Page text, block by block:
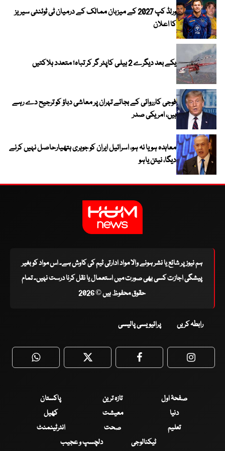
ورلڈ کپ 2027 کے میزبان ممالک کے درمیان ٹی ٹوئنٹی سیریز
کا اعلان
یکے بعد دیگرے 2 ہیلی کاپٹر گر کر تباہ؛ متعدد ہلاکتیں
فوجی کارروائی کے بجائے تہران پر معاشی دباؤ کو ترجیح دے رہے
ہیں، امریکی صدر
معاہدہ ہو یا نہ ہو، اسرائیل ایران کو جوہری ہتھیارحاصل نہیں کرنے
دیگا، نیتن یاہو
ہم نیوز پر شائع یا نشر ہونے والا مواد ادارتی ٹیم کی کاوش ہے۔ اس مواد کو بغیر
پیشگی اجازت کسی بھی صورت میں استعمال یا نقل کرنا درست نہیں۔ تمام
حقوق محفوظ ہیں © 2026
رابطہ کریں پرائیویسی پالیسی
WhatsApp Twitter Facebook
صفحۂ اول تازہ ترین
پاکستان
دنیا
معیشت
کھیل
تعلیم
صحت
انٹرٹینمنٹ
ٹیکنالوجی
دلچسپ و عجیب